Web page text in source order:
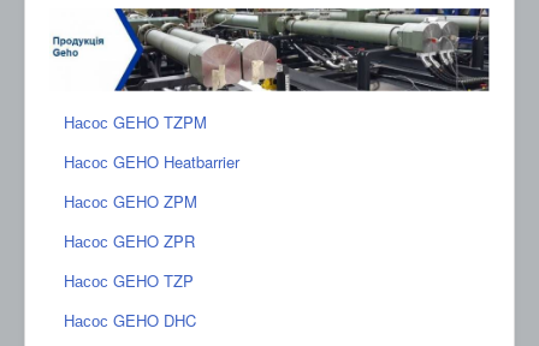
Насос GEHO TZPM
Насос GEHO Heatbarrier
Насос GEHO ZPM
Насос GEHO ZPR
Насос GEHO TZP
Насос GEHO DHC